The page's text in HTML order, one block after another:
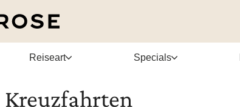
Reiseart Specials
Kreuzfahrten